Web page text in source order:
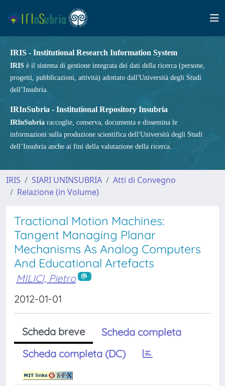
IRIS - Institutional Research Information System
IRIS è il sistema di gestione integrata dei dati della ricerca (persone,
progetti, pubblicazioni, attività) adottato dall'Università degli Studi
dell’Insubria.
IRInSubria - Institutional Repository Insubria
IRInSubria raccoglie, conserva, documenta e dissemina le
informazioni sulla produzione scientifica dell'Università degli Studi
dell’Insubria anche ai fini della valutazione della ricerca.
IRIS SIARI UNINSUBRIA
Atti di Convegno
Relazione (in Volume)
Tractional Motion Machines:
Tangent Managing Planar
Mechanisms As Analog Computers
And Educational Artefacts
MILICI, Pietro
2012-01-01
Scheda breve
Scheda completa
Scheda completa (DC)